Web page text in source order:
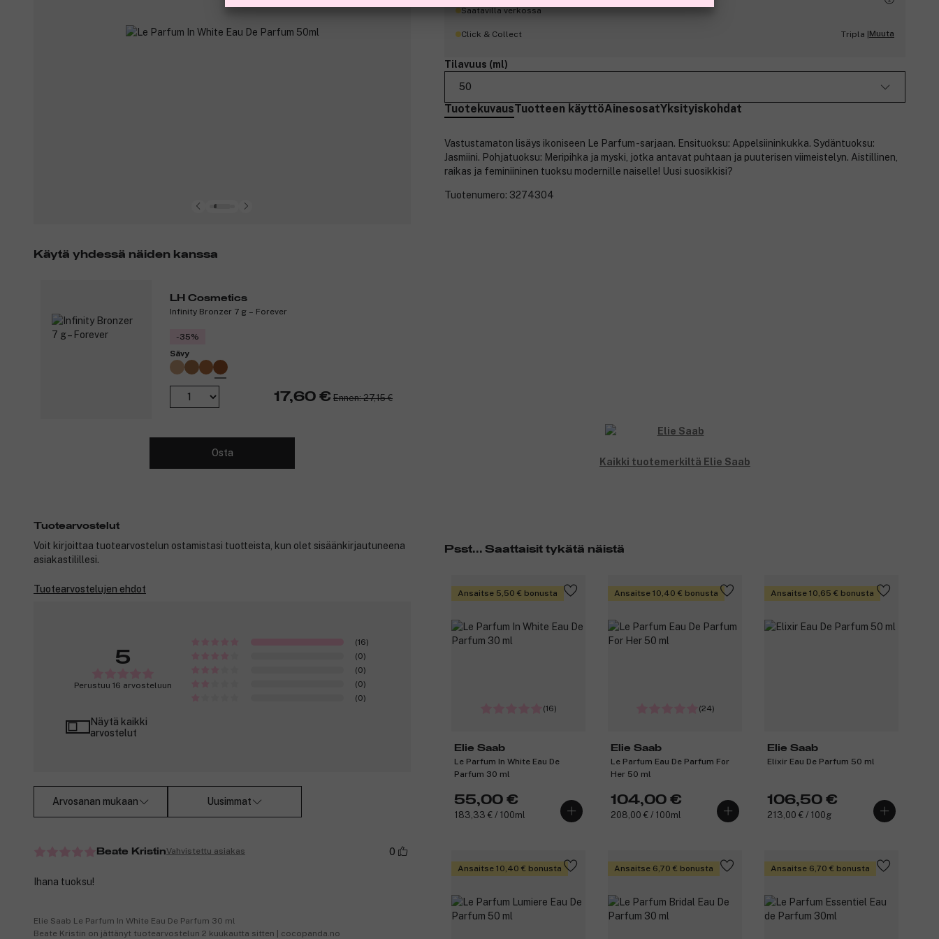
Saatavilla verkossa
Click & Collect Tripla | Muuta
Tilavuus (ml)
50
TuotekuvausTuotteen käyttöAinesosatYksityiskohdat
Vastustamaton lisäys ikoniseen Le Parfum -sarjaan. Ensituoksu: Appelsiininkukka. Sydäntuoksu:
Jasmiini. Pohjatuoksu: Meripihka ja myski, jotka antavat puhtaan ja puuterisen viimeistelyn. Aistillinen,
raikas ja feminiininen tuoksu modernille naiselle! Uusi suosikkisi?
Tuotenumero: 3274304
Käytä yhdessä näiden kanssa
LH Cosmetics
Infinity Bronzer 7 g – Forever
-35%
Sävy
17,60 € Ennen: 27,15 €
Osta
Kaikki tuotemerkiltä Elie Saab
Psst... Saattaisit tykätä näistä
Ansaitse 5,50 € bonusta
(16)
Elie Saab
Le Parfum In White Eau De
Parfum 30 ml
55,00 €
183,33 € / 100ml
Ansaitse 10,40 € bonusta
(24)
Elie Saab
Le Parfum Eau De Parfum For
Her 50 ml
104,00 €
208,00 € / 100ml
Ansaitse 10,65 € bonusta
Elie Saab
Elixir Eau De Parfum 50 ml
106,50 €
213,00 € / 100g
Ansaitse 10,40 € bonusta Ansaitse 6,70 € bonusta Ansaitse 6,70 € bonusta
Tuotearvostelut
Voit kirjoittaa tuotearvostelun ostamistasi tuotteista, kun olet sisäänkirjautuneena
asiakastilillesi.
Tuotearvostelujen ehdot
5
Perustuu 16 arvosteluun
(16)
(0)
(0)
(0)
(0)
Näytä kaikki
arvostelut
Arvosanan mukaan Uusimmat
Beate KristinVahvistettu asiakas 0
Ihana tuoksu!
Elie Saab Le Parfum In White Eau De Parfum 30 ml
Beate Kristin on jättänyt tuotearvostelun 2 kuukautta sitten | cocopanda.no